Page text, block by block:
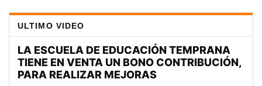
ULTIMO VIDEO